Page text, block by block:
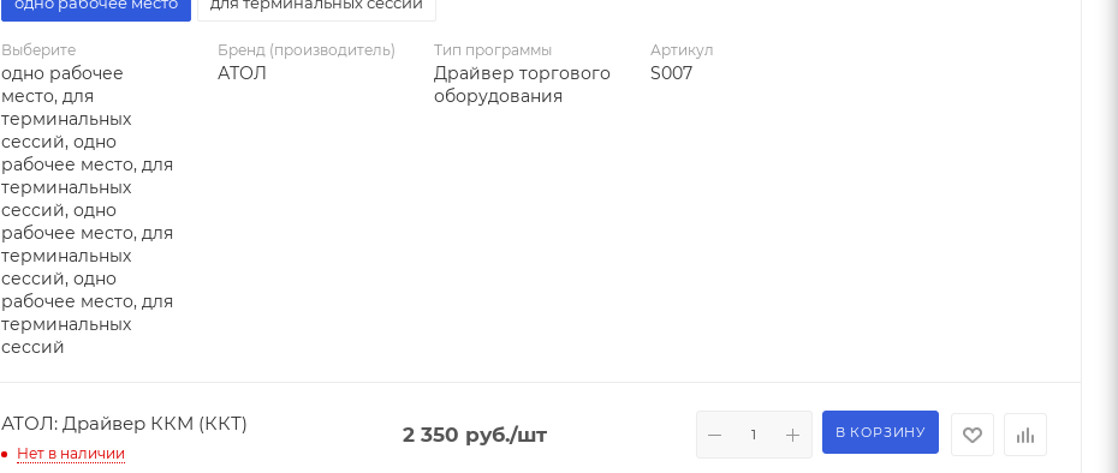
Выберите
одно рабочее
место, для
терминальных
сессий, одно
рабочее место, для
терминальных
сессий, одно
рабочее место, для
терминальных
сессий, одно
рабочее место, для
терминальных
сессий
Бренд (производитель)
АТОЛ
Тип программы
Драйвер торгового
оборудования
Артикул
S007
АТОЛ: Драйвер ККМ (ККТ)
Нет в наличии
2 350 руб./шт В КОРЗИНУ